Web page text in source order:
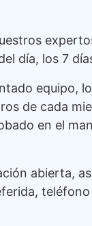
día, los 7
equipo,
de cada
en el
abierta,